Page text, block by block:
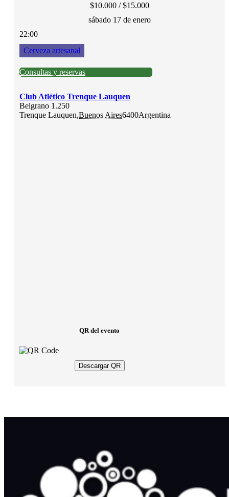
$10.000 / $15.000
sábado 17 de enero
22:00
Cerveza artesanal
Consultas y reservas
Club Atlético Trenque Lauquen
Belgrano 1.250
Trenque Lauquen,Buenos Aires6400Argentina
QR del evento
Descargar QR